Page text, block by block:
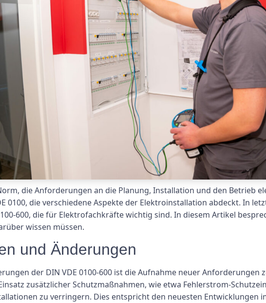
die Anforderungen an die Planung, Installation und den Betrieb
0100, die verschiedene Aspekte der Elektroinstallation abdeckt. In
600, die für Elektrofachkräfte wichtig sind. In diesem Artikel
wissen müssen.
und Änderungen
der DIN VDE 0100-600 ist die Aufnahme neuer Anforderungen
zusätzlicher Schutzmaßnahmen, wie etwa Fehlerstrom-
zu verringern. Dies entspricht den neuesten Entwicklungen